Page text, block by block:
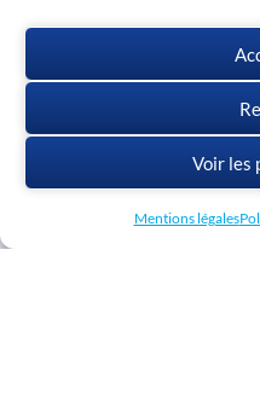
Voir les
Mentions légales